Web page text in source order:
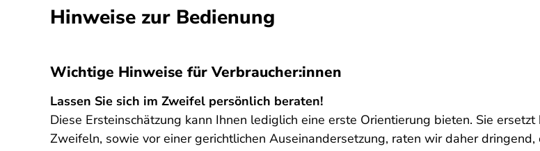
Hinweise zur Bedienung
Wichtige Hinweise für Verbraucher:innen
Lassen Sie sich im Zweifel persönlich beraten!
Diese Ersteinschätzung kann Ihnen lediglich eine erste Orientierung bieten. Sie
Zweifeln, sowie vor einer gerichtlichen Auseinandersetzung, raten wir daher